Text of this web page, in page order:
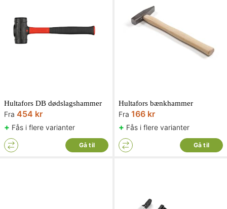
Hultafors DB dødslagshammer
Fra 454 kr
+ Fås i flere varianter
Gå til
Hultafors bænkhammer
Fra 166 kr
+ Fås i flere varianter
Gå til